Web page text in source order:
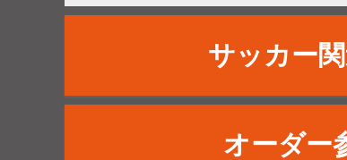
サッカー
オーダー